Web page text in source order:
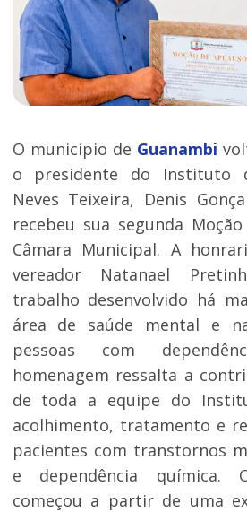
O município de Guanambi
o presidente do Instituto
Neves Teixeira, Denis
recebeu sua segunda
Câmara Municipal. A
vereador Natanael
trabalho desenvolvido há
área de saúde mental e
pessoas com
homenagem ressalta a
de toda a equipe do
acolhimento, tratamento e
pacientes com transtornos
e dependência química.
começou a partir de uma